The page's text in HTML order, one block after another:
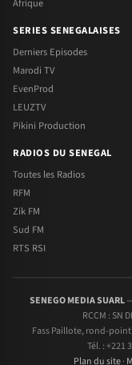
Afrique
SERIES SENEGALAISES
Derniers Episodes
Marodi TV
EvenProd
LEUZTV
Pikini Production
RADIOS DU SENEGAL
Toutes les Radios
RFM
Zik FM
Sud FM
RTS RSI
SENEGO MEDIA SUARL—
RCCM : SN
Fass Paillote, rond-point
Tél. : +221
Plan du site·